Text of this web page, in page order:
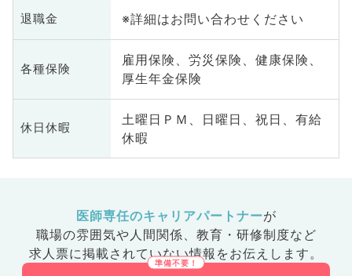
退職金 ※詳細はお問い合わせください
各種保険
雇用保険、労災保険、健康保険、
厚生年金保険
休日休暇
土曜日ＰＭ、日曜日、祝日、有給
休暇
医師専任のキャリアパートナーが
職場の雰囲気や人間関係、 教育・研修制度など
求人票に掲載されていない情報をお伝えします。